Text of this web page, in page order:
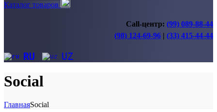
Каталог товаров
Call-центр: (99) 089-88-44
(98) 124-69-96 | (33) 415-44-44
RU UZ
Social
ГлавнаяSocial